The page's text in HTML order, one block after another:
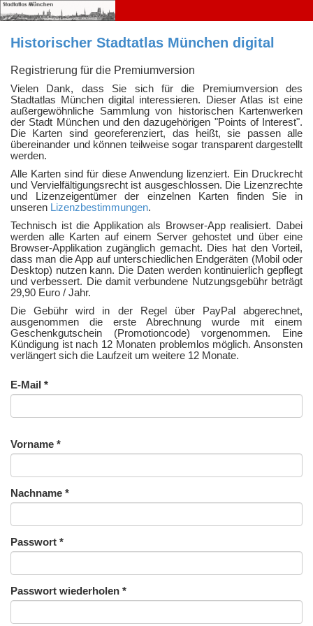
Karteneinträge
Über uns
Datenschutzbestimmung
Hilfe
Stadtatlas
Login
Historischer Stadtatlas München digital
Registrierung für die Premiumversion
Vielen Dank, dass Sie sich für die Premiumversion des
Stadtatlas München digital interessieren. Dieser Atlas ist eine
außergewöhnliche Sammlung von historischen Kartenwerken
der Stadt München und den dazugehörigen "Points of Interest".
Die Karten sind georeferenziert, das heißt, sie passen alle
übereinander und können teilweise sogar transparent dargestellt
werden.
Alle Karten sind für diese Anwendung lizenziert. Ein Druckrecht
und Vervielfältigungsrecht ist ausgeschlossen. Die Lizenzrechte
und Lizenzeigentümer der einzelnen Karten finden Sie in
unseren Lizenzbestimmungen.
Technisch ist die Applikation als Browser-App realisiert. Dabei
werden alle Karten auf einem Server gehostet und über eine
Browser-Applikation zugänglich gemacht. Dies hat den Vorteil,
dass man die App auf unterschiedlichen Endgeräten (Mobil oder
Desktop) nutzen kann. Die Daten werden kontinuierlich gepflegt
und verbessert. Die damit verbundene Nutzungsgebühr beträgt
29,90 Euro / Jahr.
Die Gebühr wird in der Regel über PayPal abgerechnet,
ausgenommen die erste Abrechnung wurde mit einem
Geschenkgutschein (Promotioncode) vorgenommen. Eine
Kündigung ist nach 12 Monaten problemlos möglich. Ansonsten
verlängert sich die Laufzeit um weitere 12 Monate.
E-Mail *
Vorname *
Nachname *
Passwort *
Passwort wiederholen *